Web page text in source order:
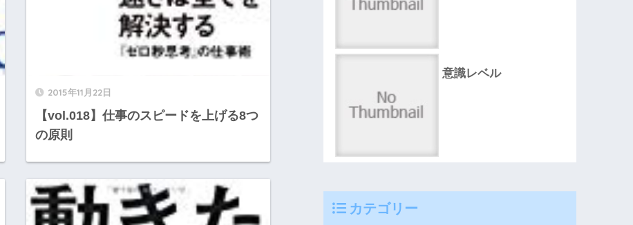
2015年11月22日
【vol.018】仕事のスピードを上げる8つ
の原則
意識レベル
カテゴリー